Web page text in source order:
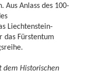
Aus Anlass des 100-
Liechtenstein-
das Fürstentum
dem Historischen